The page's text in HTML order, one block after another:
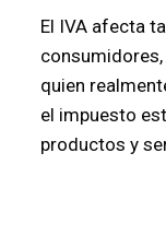
El IVA afecta
consumidores,
quien
el impuesto
productos y